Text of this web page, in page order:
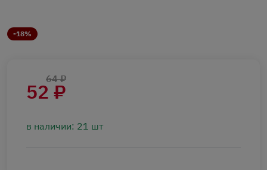
-18%
52 ₽
64 ₽
в наличии: 21 шт